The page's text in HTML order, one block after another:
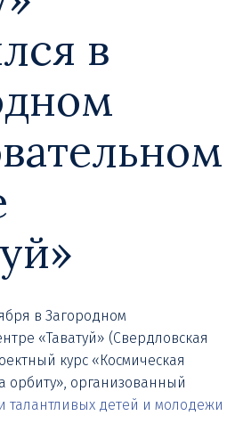
в
в Загородном
«Таватуй» (Свердловская
курс «Космическая
орбиту», организованный
детей и молодежи